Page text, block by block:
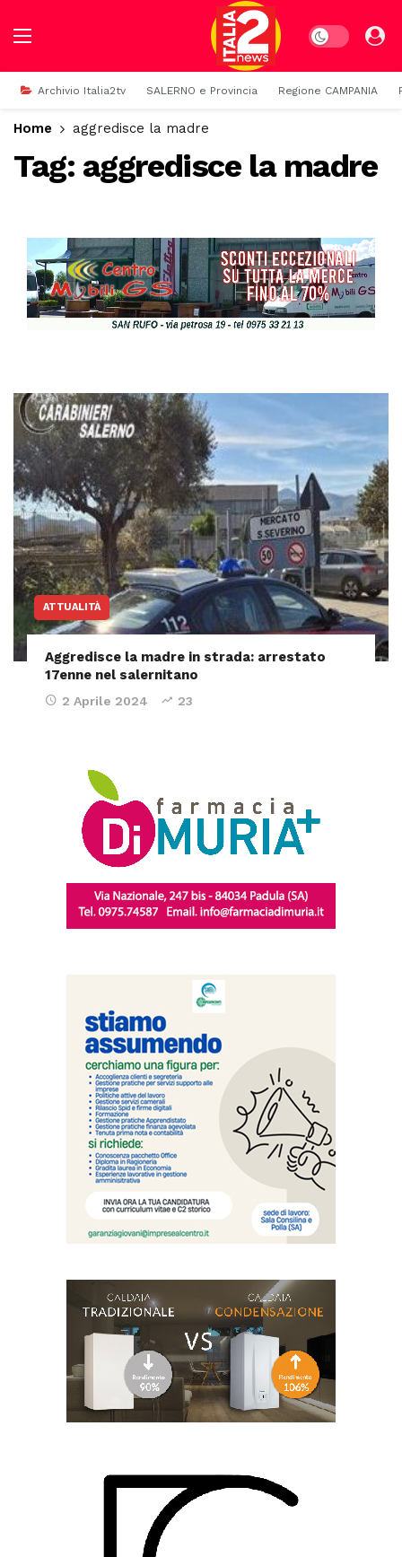
Dark mode
Archivio Italia2tv SALERNO e Provincia Regione CAMPANIA
Home aggredisce la madre
Tag: aggredisce la madre
ATTUALITÀ
Aggredisce la madre in strada: arrestato
17enne nel salernitano
2 Aprile 2024 23